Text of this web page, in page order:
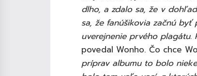
dlho, a zdalo sa, že v
sa, že fanúšikovia začnú
uverejnenie prvého
povedal Wonho. Čo chce
príprav albumu to bolo